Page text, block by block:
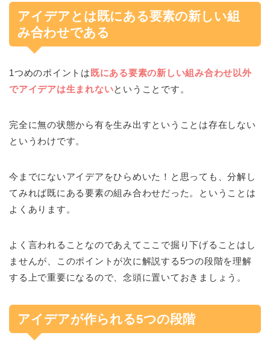
アイデアとは既にある要素の新しい組
み合わせである
1つめのポイントは 既にある要素の新しい組み合わせ以外
でアイデアは生まれないということです。
完全に無の状態から有を生み出すということは存在しない
というわけです。
今までにないアイデアをひらめいた！と思っても、分解し
てみれば既にある要素の組み合わせだった。ということは
よくあります。
よく言われることなのであえてここで掘り下げることはし
ませんが、このポイントが次に解説する5つの段階を理解
する上で重要になるので、念頭に置いておきましょう。
アイデアが作られる5つの段階